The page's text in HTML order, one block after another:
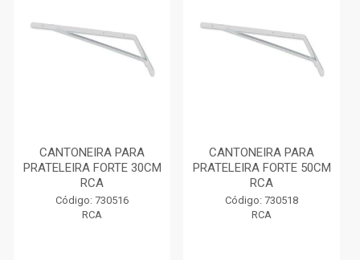
CANTONEIRA PARA
PRATELEIRA FORTE 30CM
RCA
Código: 730516
RCA
CANTONEIRA PARA
PRATELEIRA FORTE 50CM
RCA
Código: 730518
RCA